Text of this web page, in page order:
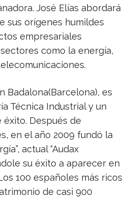
José Elías abordará
sus orígenes humildes
empresariales
como la energía,
Badalona(Barcelona), es
Técnica Industrial y un
Después de
en el año 2009 fundó la
actual “Audax
su éxito a aparecer en
100 españoles más ricos
de casi 900